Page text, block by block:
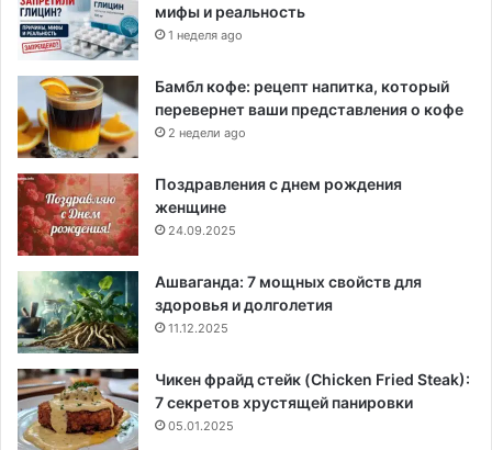
мифы и реальность
1 неделя ago
Бамбл кофе: рецепт напитка, который
перевернет ваши представления о кофе
2 недели ago
Поздравления с днем рождения
женщине
24.09.2025
Ашваганда: 7 мощных свойств для
здоровья и долголетия
11.12.2025
Чикен фрайд стейк (Chicken Fried Steak):
7 секретов хрустящей панировки
05.01.2025